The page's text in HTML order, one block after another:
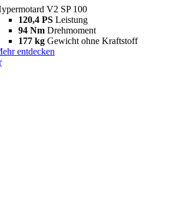
V2 SP 100
120,4 PS Leistung
94 Nm Drehmoment
177 kg Gewicht ohne Kraftstoff
entdecken